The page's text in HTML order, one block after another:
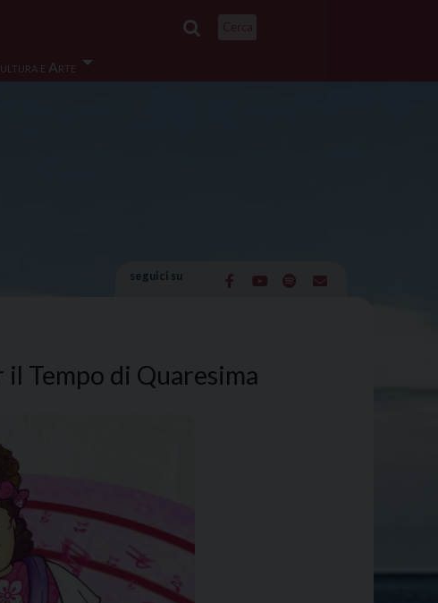
e Arte
seguici su
Tempo di Quaresima